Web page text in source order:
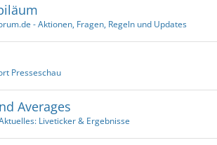
- Aktionen, Fragen, Regeln und Updates
Presseschau
Averages
Liveticker & Ergebnisse